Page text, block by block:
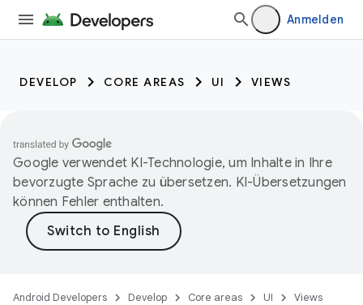
Anmelden
DEVELOP CORE AREAS UI VIEWS
Google verwendet KI-Technologie, um Inhalte in Ihre
bevorzugte Sprache zu übersetzen. KI-Übersetzungen
können Fehler enthalten.
Android Developers Develop Core areas UI Views